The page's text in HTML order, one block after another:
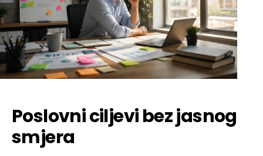
Poslovni ciljevi bez jasnog
smjera